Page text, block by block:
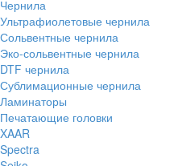
Чернила
Ультрафиолетовые чернила
Сольвентные чернила
Эко-сольвентные чернила
DTF чернила
Сублимационные чернила
Ламинаторы
Печатающие головки
XAAR
Spectra